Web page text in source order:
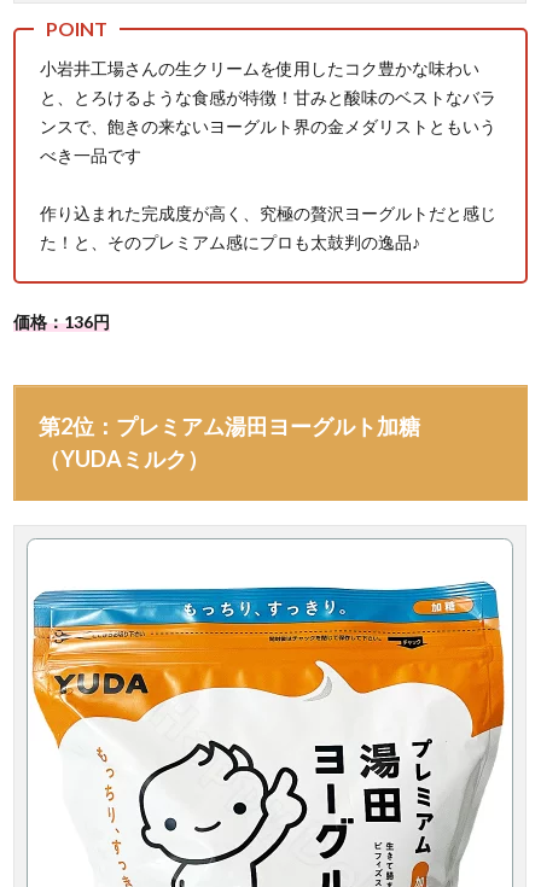
小岩井工場さんの生クリームを使用したコク豊かな味わい
と、とろけるような食感が特徴！甘みと酸味のベストなバラ
ンスで、飽きの来ないヨーグルト界の金メダリストともいう
べき一品です
作り込まれた完成度が高く、究極の贅沢ヨーグルトだと感じ
た！と、そのプレミアム感にプロも太鼓判の逸品♪
価格：136円
第2位：プレミアム湯田ヨーグルト加糖
（YUDAミルク）